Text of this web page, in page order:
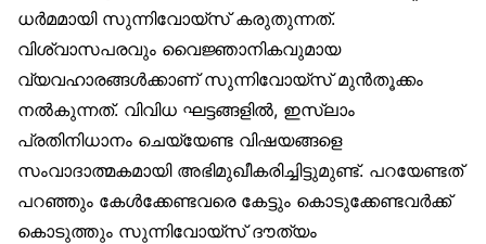
ധർമമായി സുന്നിവോയ്‌സ് കരുതുന്നത്.
വിശ്വാസപരവും വൈജ്ഞാനികവുമായ
വ്യവഹാരങ്ങൾക്കാണ് സുന്നിവോയ്‌സ് മുൻതൂക്കം
നൽകുന്നത്. വിവിധ ഘട്ടങ്ങളിൽ, ഇസ്‌ലാം
പ്രതിനിധാനം ചെയ്യേണ്ട വിഷയങ്ങളെ
സംവാദാത്മകമായി അഭിമുഖീകരിച്ചിട്ടുമുണ്ട്. പറയേണ്ടത്
പറഞ്ഞും കേൾക്കേണ്ടവരെ കേട്ടും കൊടുക്കേണ്ടവർക്ക്
കൊടുത്തും സുന്നിവോയ്‌സ് ദൗത്യം